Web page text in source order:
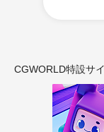
CGWORLD特設サ